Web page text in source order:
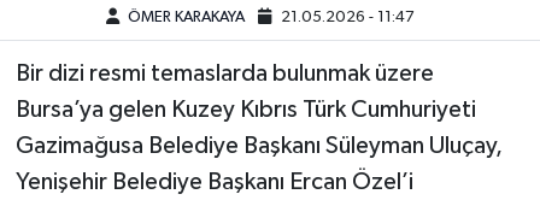
ÖMER KARAKAYA 21.05.2026 - 11:47
Bir dizi resmi temaslarda bulunmak üzere
Bursa’ya gelen Kuzey Kıbrıs Türk Cumhuriyeti
Gazimağusa Belediye Başkanı Süleyman Uluçay,
Yenişehir Belediye Başkanı Ercan Özel’i